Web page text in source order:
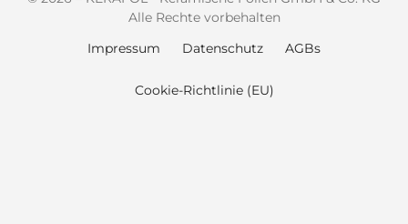
Alle Rechte vorbehalten
Impressum
Datenschutz AGBs
Cookie-Richtlinie (EU)